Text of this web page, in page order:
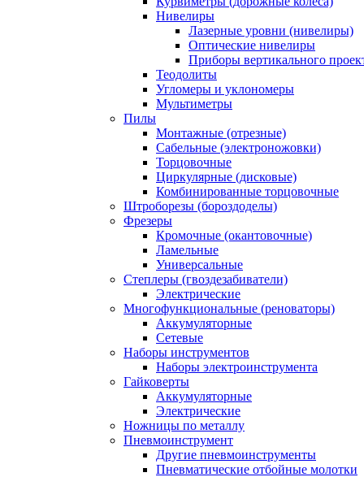
Нивелиры
Лазерные уровни (нивелиры)
Оптические нивелиры
Приборы вертикального
Теодолиты
Угломеры и уклономеры
Мультиметры
Пилы
Монтажные (отрезные)
Сабельные (электроножовки)
Торцовочные
Циркулярные (дисковые)
Комбинированные торцовочные
Штроборезы (бороздоделы)
Фрезеры
Кромочные (окантовочные)
Ламельные
Универсальные
Степлеры (гвоздезабиватели)
Электрические
Многофункциональные (реноваторы)
Аккумуляторные
Сетевые
Наборы инструментов
Наборы электроинструмента
Гайковерты
Аккумуляторные
Электрические
Ножницы по металлу
Пневмоинструмент
Другие пневмоинструменты
Пневматические отбойные молотки